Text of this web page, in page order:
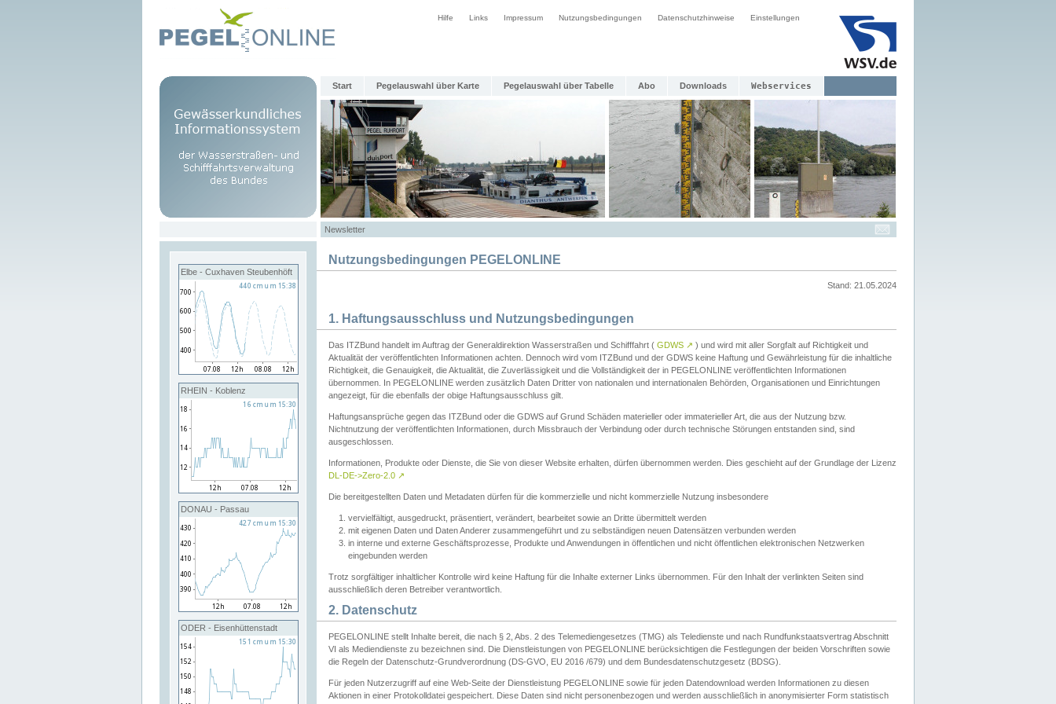
Hilfe Links Impressum Nutzungsbedingungen Datenschutzhinweise Einstellungen
Start Pegelauswahl über Karte Pegelauswahl über Tabelle Abo Downloads Webservices
Newsletter
Elbe - Cuxhaven Steubenhöft
RHEIN - Koblenz
DONAU - Passau
ODER - Eisenhüttenstadt
Nutzungsbedingungen PEGELONLINE
Stand: 21.05.2024
1. Haftungsausschluss und Nutzungsbedingungen
Das ITZBund handelt im Auftrag der Generaldirektion Wasserstraßen und Schifffahrt ( GDWS ↗ ) und wird mit aller Sorgfalt auf Richtigkeit und
Aktualität der veröffentlichten Informationen achten. Dennoch wird vom ITZBund und der GDWS keine Haftung und Gewährleistung für die inhaltliche
Richtigkeit, die Genauigkeit, die Aktualität, die Zuverlässigkeit und die Vollständigkeit der in PEGELONLINE veröffentlichten Informationen
übernommen. In PEGELONLINE werden zusätzlich Daten Dritter von nationalen und internationalen Behörden, Organisationen und Einrichtungen
angezeigt, für die ebenfalls der obige Haftungsausschluss gilt.
Haftungsansprüche gegen das ITZBund oder die GDWS auf Grund Schäden materieller oder immaterieller Art, die aus der Nutzung bzw.
Nichtnutzung der veröffentlichten Informationen, durch Missbrauch der Verbindung oder durch technische Störungen entstanden sind, sind
ausgeschlossen.
Informationen, Produkte oder Dienste, die Sie von dieser Website erhalten, dürfen übernommen werden. Dies geschieht auf der Grundlage der Lizenz
DL-DE->Zero-2.0 ↗
Die bereitgestellten Daten und Metadaten dürfen für die kommerzielle und nicht kommerzielle Nutzung insbesondere
vervielfältigt, ausgedruckt, präsentiert, verändert, bearbeitet sowie an Dritte übermittelt werden
mit eigenen Daten und Daten Anderer zusammengeführt und zu selbständigen neuen Datensätzen verbunden werden
in interne und externe Geschäftsprozesse, Produkte und Anwendungen in öffentlichen und nicht öffentlichen elektronischen Netzwerken
eingebunden werden
Trotz sorgfältiger inhaltlicher Kontrolle wird keine Haftung für die Inhalte externer Links übernommen. Für den Inhalt der verlinkten Seiten sind
ausschließlich deren Betreiber verantwortlich.
2. Datenschutz
PEGELONLINE stellt Inhalte bereit, die nach § 2, Abs. 2 des Telemediengesetzes (TMG) als Teledienste und nach Rundfunkstaatsvertrag Abschnitt
VI als Mediendienste zu bezeichnen sind. Die Dienstleistungen von PEGELONLINE berücksichtigen die Festlegungen der beiden Vorschriften sowie
die Regeln der Datenschutz-Grundverordnung (DS-GVO, EU 2016 /679) und dem Bundesdatenschutzgesetz (BDSG).
Für jeden Nutzerzugriff auf eine Web-Seite der Dienstleistung PEGELONLINE sowie für jeden Datendownload werden Informationen zu diesen
Aktionen in einer Protokolldatei gespeichert. Diese Daten sind nicht personenbezogen und werden ausschließlich in anonymisierter Form statistisch